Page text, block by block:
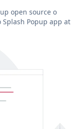
open source o
Popup app at